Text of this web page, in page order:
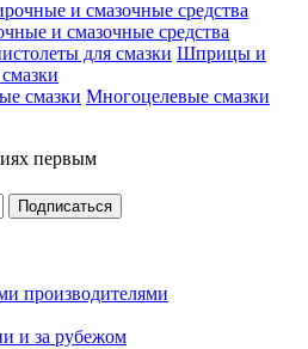
и смазочные средства
Шприцы и
Многоцелевые смазки
первым
производителями
и за рубежом